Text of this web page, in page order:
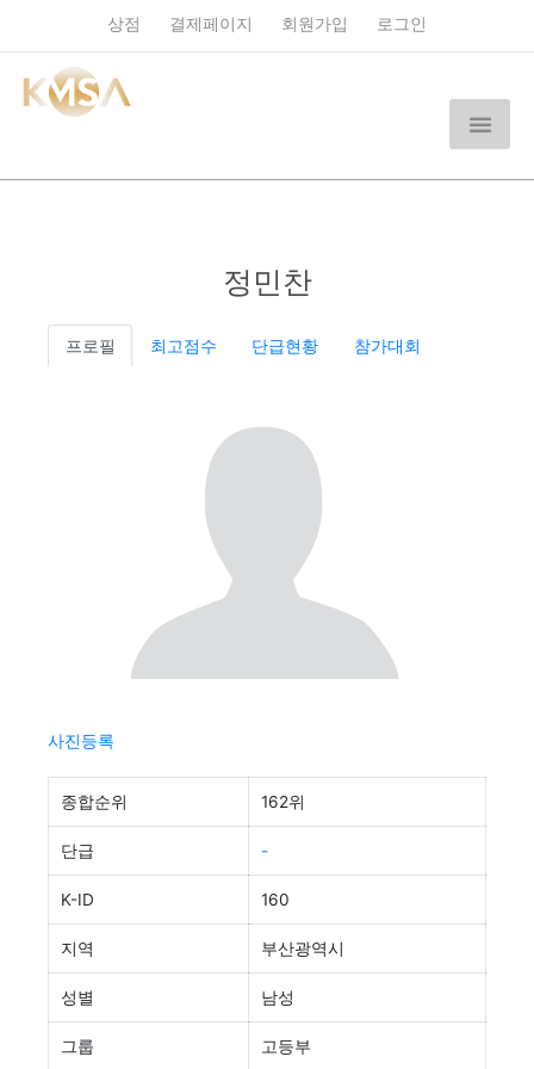
상점 결제페이지 회원가입 로그인
정민찬
프로필 최고점수 단급현황 참가대회
사진등록
종합순위 162위
단급 -
K-ID 160
지역 부산광역시
성별 남성
그룹 고등부